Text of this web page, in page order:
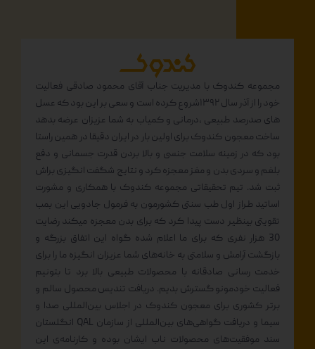
مجموعه کندوک با مدیریت جناب آقای محمود صادقی فعالیت
خود را از آذر سال ۱۳۹۲شروع کرده است و سعی بر این بود که عسل
های صدرصد طبیعی ،درمانی و کمیاب به شما عزیزان عرضه بدهد
ساخت معجون کندوک برای اولین بار در ایران دقیقا در همین راستا
بود که در زمینه سلامت جنسی و بالا بردن قدرت جسمانی و دفع
بلغم و سردی بدن و مغز معجزه کرد و نتایج شگفت انگیزی براش
ثبت شد. تیم تحقیقاتی مجموعه کندوک با همکاری و مشورت
اساتید طراز اول طب سنتی کشورمون به فرمول جادویی این بمب
تقویتی بینظیر دست پیدا کرد که برای بدن معجزه میکند رضایت
30 هزار نفری که برای ما اعلام شده گواه این اتفاق بزرگه و
بازگشت آرامش و سلامتی به خانه‌های شما عزیزان انگیزه ما را برای
خدمت رسانی صادقانه با محصولات طبیعی بالا برد تا بتونیم
فعالیت خودمونو گسترش بدیم. دریافت تندیس محصول سالم و
برتر کشوری برای معجون کندوک در اجلاس بین‌المللی صدا و
سیما و دریافت گواهی‌های بین‌المللی از سازمان QAL انگلستان
سند موفقیت‌های محصولات ناب ایشان بوده و کارنامه‌ی این